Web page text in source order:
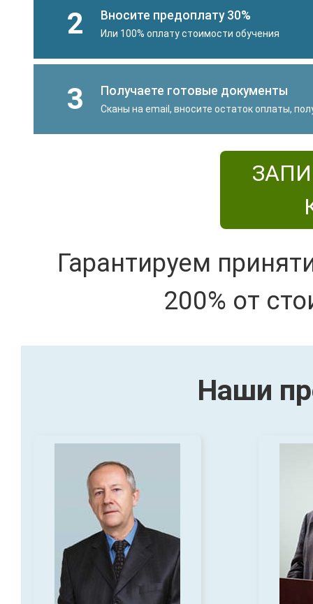
2 Вносите предоплату 30%
Или 100% оплату стоимости обучения
3 Получаете готовые документы
Сканы на email, вносите остаток оплаты,
Гарантируем
200% от
Наши